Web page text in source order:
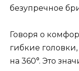
безупречное
Говоря о
гибкие
на 360°. Это